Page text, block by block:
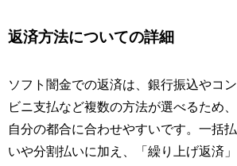
返済方法についての詳細
ソフト闇金での返済は、銀行振込やコン
ビニ支払など複数の方法が選べるため、
自分の都合に合わせやすいです。一括払
いや分割払いに加え、「繰り上げ返済」